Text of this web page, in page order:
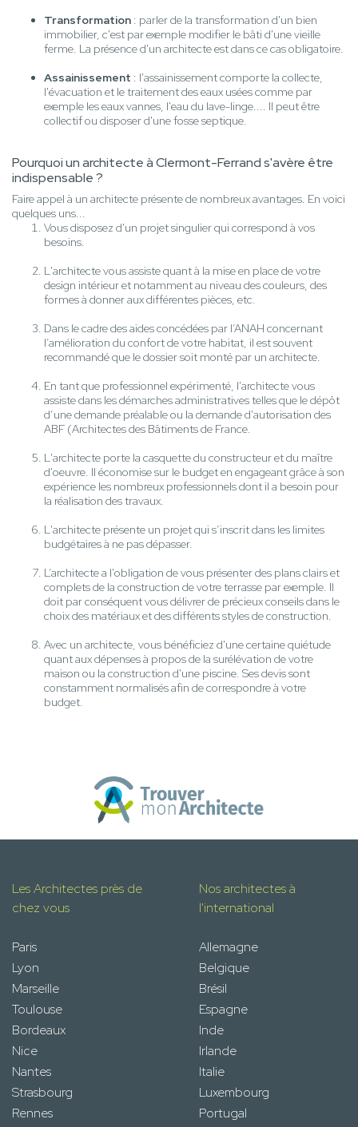
Transformation : parler de la transformation d'un bien
immobilier, c'est par exemple modifier le bâti d'une vieille
ferme. La présence d'un architecte est dans ce cas obligatoire.
Assainissement : l'assainissement comporte la collecte,
l'évacuation et le traitement des eaux usées comme par
exemple les eaux vannes, l'eau du lave-linge.... Il peut être
collectif ou disposer d'une fosse septique.
Pourquoi un architecte à Clermont-Ferrand s'avère être
indispensable ?
Faire appel à un architecte présente de nombreux avantages. En voici
quelques uns...
Vous disposez d'un projet singulier qui correspond à vos
besoins.
L'architecte vous assiste quant à la mise en place de votre
design intérieur et notamment au niveau des couleurs, des
formes à donner aux différentes pièces, etc.
Dans le cadre des aides concédées par l’ANAH concernant
l’amélioration du confort de votre habitat, il est souvent
recommandé que le dossier soit monté par un architecte.
En tant que professionnel expérimenté, l'architecte vous
assiste dans les démarches administratives telles que le dépôt
d’une demande préalable ou la demande d'autorisation des
ABF (Architectes des Bâtiments de France.
L'architecte porte la casquette du constructeur et du maître
d'oeuvre. Il économise sur le budget en engageant grâce à son
expérience les nombreux professionnels dont il a besoin pour
la réalisation des travaux.
L'architecte présente un projet qui s’inscrit dans les limites
budgétaires à ne pas dépasser.
L’architecte a l'obligation de vous présenter des plans clairs et
complets de la construction de votre terrasse par exemple. Il
doit par conséquent vous délivrer de précieux conseils dans le
choix des matériaux et des différents styles de construction.
Avec un architecte, vous bénéficiez d'une certaine quiétude
quant aux dépenses à propos de la surélévation de votre
maison ou la construction d'une piscine. Ses devis sont
constamment normalisés afin de correspondre à votre
budget.
Les Architectes près de
chez vous
Paris
Lyon
Marseille
Toulouse
Bordeaux
Nice
Nantes
Strasbourg
Rennes
Nos architectes à
l'international
Allemagne
Belgique
Brésil
Espagne
Inde
Irlande
Italie
Luxembourg
Portugal